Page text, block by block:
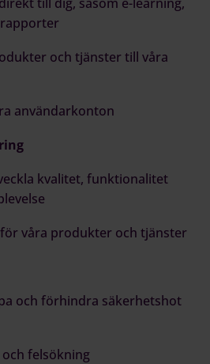
och tjänster till våra
användarkonton
kvalitet, funktionalitet
våra produkter och tjänster
och förhindra säkerhetshot
felsökning